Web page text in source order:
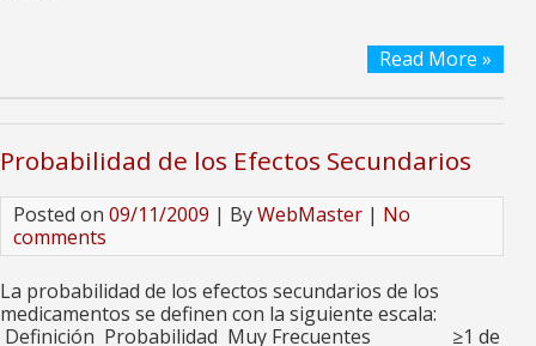
Read More »
Probabilidad de los Efectos Secundarios
Posted on 09/11/2009 | ByWebMaster | No
comments
La probabilidad de los efectos secundarios de los
medicamentos se definen con la siguiente escala:
Definición Probabilidad Muy Frecuentes ≥1 de